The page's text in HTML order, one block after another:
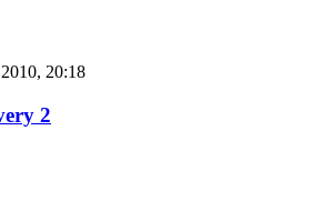
20:18
2